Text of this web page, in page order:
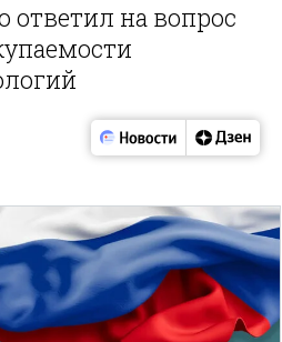
ответил на вопрос